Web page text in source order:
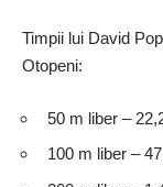
Timpii lui David
Otopeni:
50 m liber –
100 m liber –